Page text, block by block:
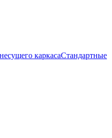
каркасаСтандартные